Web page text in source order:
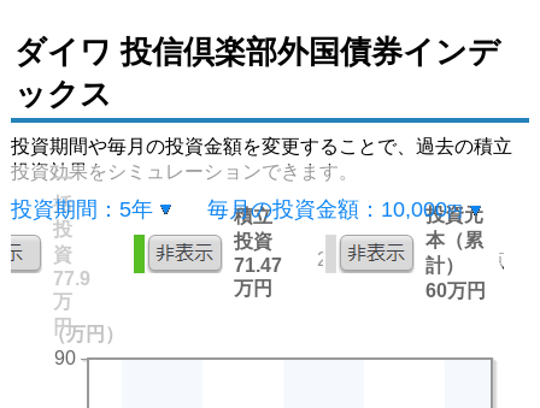
ダイワ 投信倶楽部外国債券インデ
ックス
投資期間や毎月の投資金額を変更することで、過去の積立
投資効果をシミュレーションできます。
投資期間： 5年 毎月の投資金額： 10,000円
2026年07月31日 時点
90
一
括
投
資
77.9
万
円
積立
投資
71.47
万円
投資元
本（累
計）
60万円
（万円）